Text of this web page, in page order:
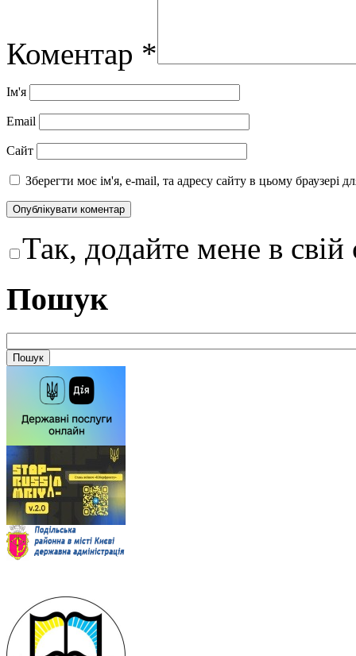
Коментар *
Ім'я
Email
Сайт
Зберегти моє ім'я, e-mail, та адресу сайту в цьому браузері
Так, додайте мене в
Пошук